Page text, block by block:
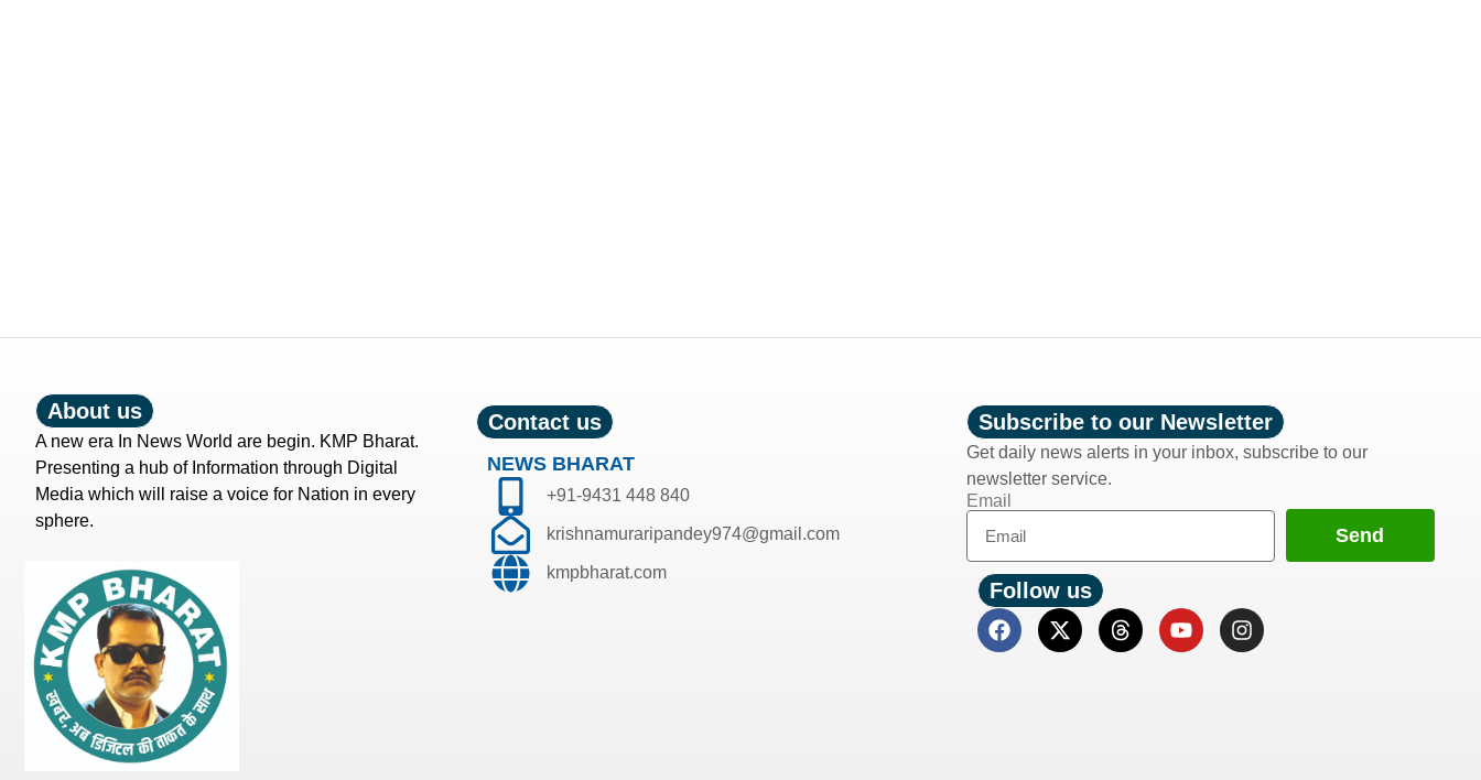
About us
A new era In News World are begin. KMP Bharat.
Presenting a hub of Information through Digital
Media which will raise a voice for Nation in every
sphere.
Contact us
NEWS BHARAT
+91-9431 448 840
krishnamuraripandey974@gmail.com
kmpbharat.com
Subscribe to our Newsletter
Get daily news alerts in your inbox, subscribe to our
newsletter service.
Email
Send
Follow us